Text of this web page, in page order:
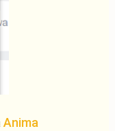
Anima